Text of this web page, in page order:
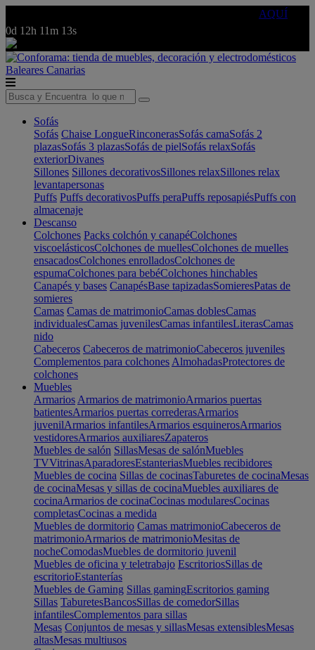
AQUÍ
0d 12h 11m 13s
Baleares Canarias
Sofás
Sofás Chaise LongueRinconerasSofás camaSofás 2
plazasSofás 3 plazasSofás de pielSofás relaxSofás
exteriorDivanes
Sillones Sillones decorativosSillones relaxSillones relax
levantapersonas
Puffs Puffs decorativosPuffs peraPuffs reposapiésPuffs con
almacenaje
Descanso
Colchones Packs colchón y canapéColchones
viscoelásticosColchones de muellesColchones de muelles
ensacadosColchones enrolladosColchones de
espumaColchones para bebéColchones hinchables
Canapés y bases CanapésBase tapizadasSomieresPatas de
somieres
Camas Camas de matrimonioCamas doblesCamas
individualesCamas juvenilesCamas infantilesLiterasCamas
nido
Cabeceros Cabeceros de matrimonioCabeceros juveniles
Complementos para colchones AlmohadasProtectores de
colchones
Muebles
Armarios Armarios de matrimonioArmarios puertas
batientesArmarios puertas correderasArmarios
juvenilArmarios infantilesArmarios esquinerosArmarios
vestidoresArmarios auxiliaresZapateros
Muebles de salón SillasMesas de salónMuebles
TVVitrinasAparadoresEstanteriasMuebles recibidores
Muebles de cocina Sillas de cocinasTaburetes de cocinaMesas
de cocinaMesas y sillas de cocinaMuebles auxiliares de
cocinaArmarios de cocinaCocinas modularesCocinas
completasCocinas a medida
Muebles de dormitorio Camas matrimonioCabeceros de
matrimonioArmarios de matrimonioMesitas de
nocheComodasMuebles de dormitorio juvenil
Muebles de oficina y teletrabajo EscritoriosSillas de
escritorioEstanterías
Muebles de Gaming Sillas gamingEscritorios gaming
Sillas TaburetesBancosSillas de comedorSillas
infantilesComplementos para sillas
Mesas Conjuntos de mesas y sillasMesas extensiblesMesas
altasMesas multiusos